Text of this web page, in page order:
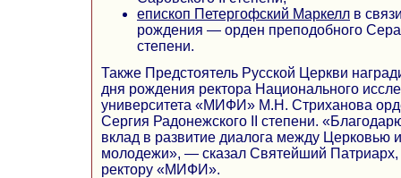
епископ Петергофский Маркелл в
рождения — орден преподобного
степени.
Также Предстоятель Русской Церкви
дня рождения ректора Национального
университета «МИФИ» М.Н. Стриханова
Сергия Радонежского II степени.
вклад в развитие диалога между Церковью
молодежи», — сказал Святейший Патриарх,
ректору «МИФИ».